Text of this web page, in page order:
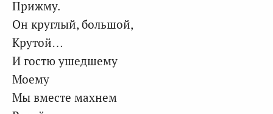
Прижму.
Он круглый, большой,
Крутой…
И гостю ушедшему
Моему
Мы вместе махнем